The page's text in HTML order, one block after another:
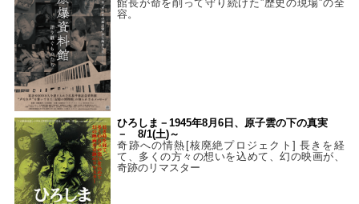
館長が命を削って守り続けた”歴史の現場”の全
容。
ひろしま－1945年8月6日、原子雲の下の真実
－ 8/1(土)～
奇跡への情熱[核廃絶プロジェクト] 長きを経
て、多くの方々の想いを込めて、幻の映画が、
奇跡のリマスター